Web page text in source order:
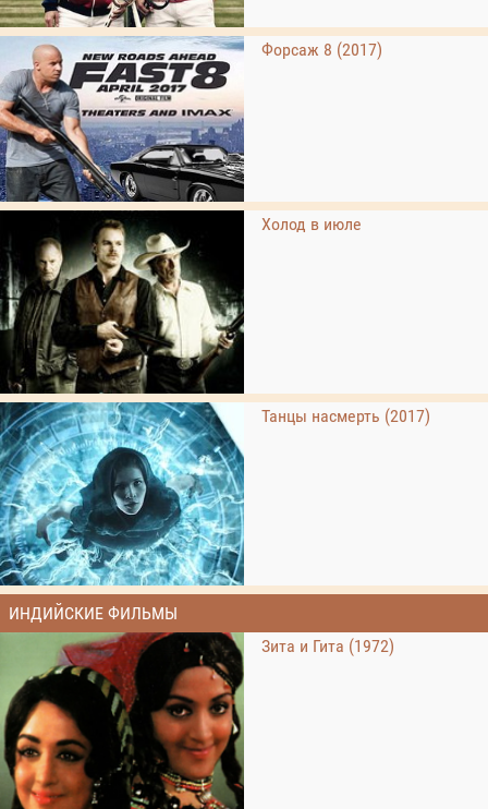
Форсаж 8 (2017)
Холод в июле
Танцы насмерть (2017)
ИНДИЙСКИЕ ФИЛЬМЫ
Зита и Гита (1972)